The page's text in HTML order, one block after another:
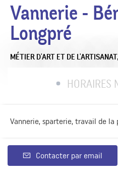
Vannerie -
Longpré
MÉTIER D'ART ET DE L'ARTISANAT,
HORAIRES
Vannerie, sparterie, travail de la
Contacter par email